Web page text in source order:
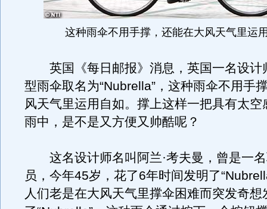
这种雨伞不用手撑，还能在大风天气里运
英国《每日邮报》消息，英国一名设计
型雨伞取名为“Nubrella”，这种雨伞不用手
风天气里运用自如。撑上这样一把具有太空
雨中，是不是又方便又帅酷呢？
这名设计师名叫阿兰·考夫曼，曾是一名
员，今年45岁，花了6年时间发明了
人们老是在大风天气里撑伞困难而突发奇想